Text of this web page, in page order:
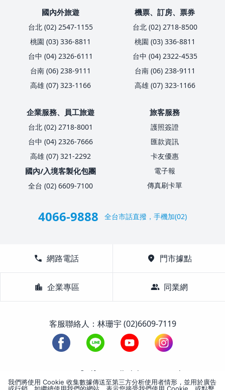
國內外旅遊
台北 (02) 2547-1155
桃園 (03) 336-8811
台中 (04) 2326-6111
台南 (06) 238-9111
高雄 (07) 323-1166
機票、訂房、票券
台北 (02) 2718-8500
桃園 (03) 336-8811
台中 (04) 2322-4535
台南 (06) 238-9111
高雄 (07) 323-1166
企業服務、員工旅遊
台北 (02) 2718-8001
台中 (04) 2326-7666
高雄 (07) 321-2292
國內/入境客製化包團
全台 (02) 6609-7100
旅客服務
護照簽證
匯款資訊
卡友優惠
電子報
傳真刷卡單
4066-9888 全台市話直撥，手機加(02)
call 網路電話 location_on 門市據點
location_city 企業專區 group 同業網
客服聯絡人：林珊宇 (02)6609-7119
1988-2026 © Lifetour All Rights Reserved.
我們將使用 Cookie 收集數據傳送至第三方分析使用者情形，並用於廣告